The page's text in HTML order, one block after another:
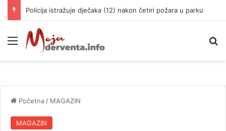
Policija istražuje dječaka (12) nakon četiri požara u parku
Meni
Početna / MAGAZIN
MAGAZIN